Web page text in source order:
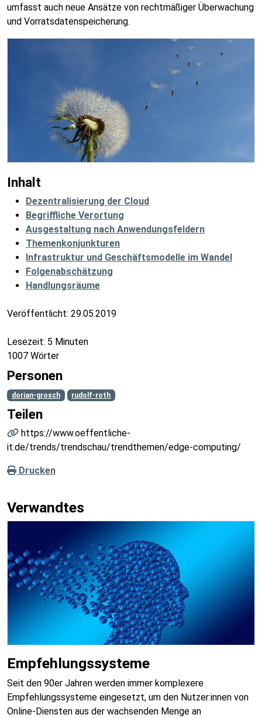
umfasst auch neue Ansätze von rechtmäßiger Überwachung
und Vorratsdatenspeicherung.
Inhalt
Dezentralisierung der Cloud
Begriffliche Verortung
Ausgestaltung nach Anwendungsfeldern
Themenkonjunkturen
Infrastruktur und Geschäftsmodelle im Wandel
Folgenabschätzung
Handlungsräume
Veröffentlicht: 29.05.2019
Lesezeit: 5 Minuten
1007 Wörter
Personen
dorian-grosch rudolf-roth
Teilen
https://www.oeffentliche-
it.de/trends/trendschau/trendthemen/edge-computing/
Drucken
Verwandtes
Empfehlungssysteme
Seit den 90er Jahren werden immer komplexere
Empfehlungssysteme eingesetzt, um den Nutzer:innen von
Online-Diensten aus der wachsenden Menge an